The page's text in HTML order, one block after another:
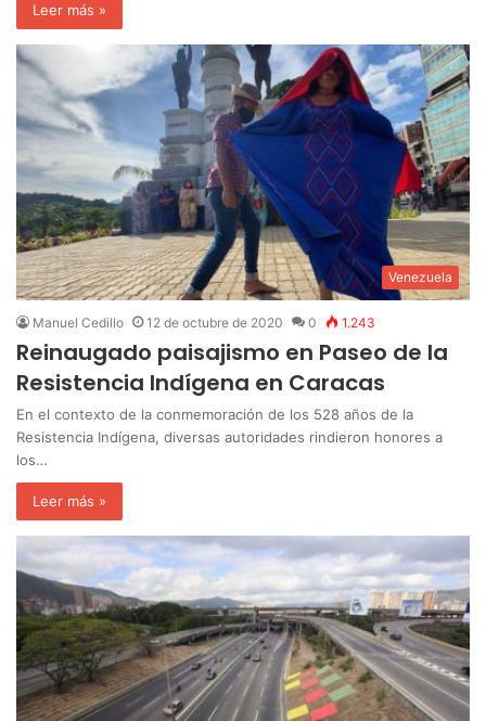
Leer más »
Venezuela
Manuel Cedillo 12 de octubre de 2020 0 1.243
Reinaugado paisajismo en Paseo de la
Resistencia Indígena en Caracas
En el contexto de la conmemoración de los 528 años de la
Resistencia Indígena, diversas autoridades rindieron honores a
los…
Leer más »